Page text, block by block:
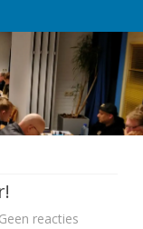
Geen reacties